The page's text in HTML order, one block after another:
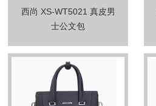
西尚 XS-WT5021 真皮男
士公文包